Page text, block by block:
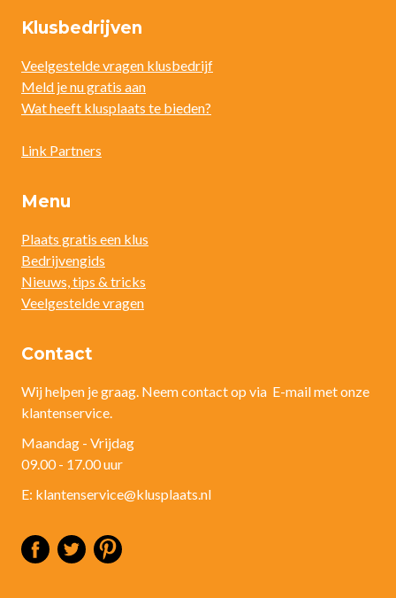
Klusbedrijven
Veelgestelde vragen klusbedrijf
Meld je nu gratis aan
Wat heeft klusplaats te bieden?
Link Partners
Menu
Plaats gratis een klus
Bedrijvengids
Nieuws, tips & tricks
Veelgestelde vragen
Contact
Wij helpen je graag. Neem contact op via E-mail met onze
klantenservice.
Maandag - Vrijdag
09.00 - 17.00 uur
E: klantenservice@klusplaats.nl